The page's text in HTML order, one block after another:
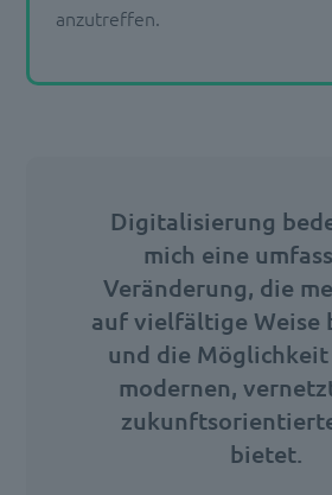
anzutreffen.
Digitalisierung
mich eine
Veränderung, die
auf vielfältige Weise
und die
modernen,
bietet.